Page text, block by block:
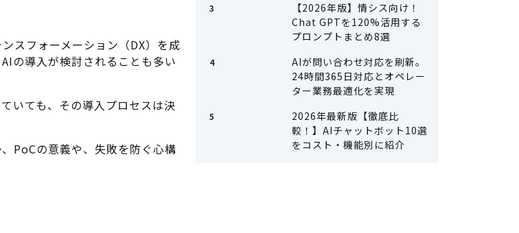
スフォーメーション（DX）を成
の導入が検討されることも多い
いても、その導入プロセスは決
PoCの意義や、失敗を防ぐ心構
【2026年版】情シス向け！
Chat GPTを120%活用する
プロンプトまとめ8選
AIが問い合わせ対応を刷新。
24時間365日対応とオペレー
ター業務最適化を実現
2026年最新版【徹底比
較！】AIチャットボット10選
をコスト・機能別に紹介